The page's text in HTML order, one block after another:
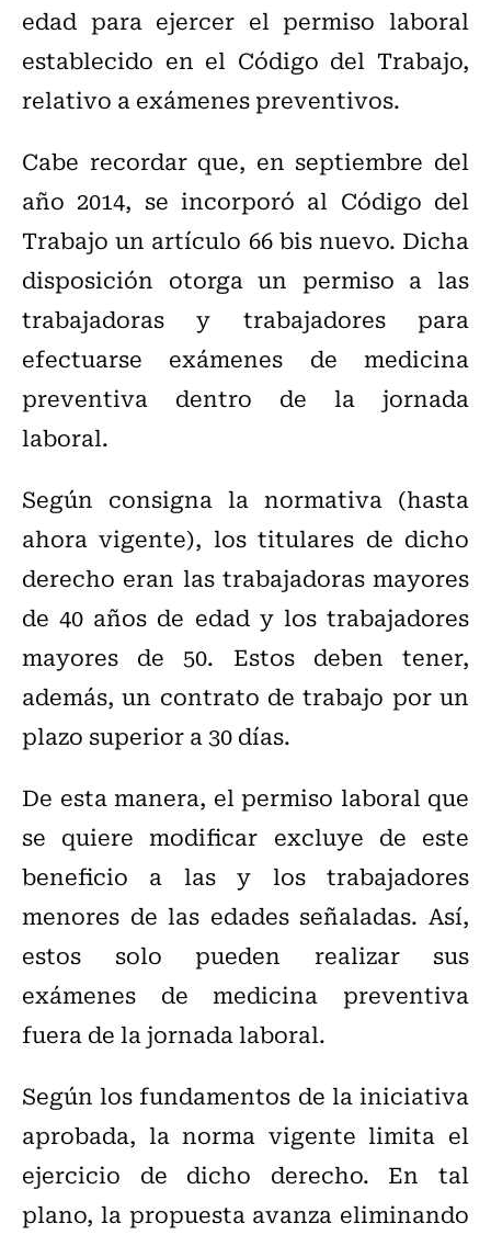
edad para ejercer el permiso laboral
establecido en el Código del Trabajo,
relativo a exámenes preventivos.
Cabe recordar que, en septiembre del
año 2014, se incorporó al Código del
Trabajo un artículo 66 bis nuevo. Dicha
disposición otorga un permiso a las
trabajadoras y trabajadores para
efectuarse exámenes de medicina
preventiva dentro de la jornada
laboral.
Según consigna la normativa (hasta
ahora vigente), los titulares de dicho
derecho eran las trabajadoras mayores
de 40 años de edad y los trabajadores
mayores de 50. Estos deben tener,
además, un contrato de trabajo por un
plazo superior a 30 días.
De esta manera, el permiso laboral que
se quiere modificar excluye de este
beneficio a las y los trabajadores
menores de las edades señaladas. Así,
estos solo pueden realizar sus
exámenes de medicina preventiva
fuera de la jornada laboral.
Según los fundamentos de la iniciativa
aprobada, la norma vigente limita el
ejercicio de dicho derecho. En tal
plano, la propuesta avanza eliminando